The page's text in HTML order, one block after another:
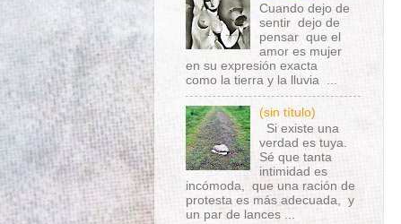
Cuando dejo de
sentir dejo de
pensar que el
amor es mujer
en su expresión exacta
como la tierra y la lluvia ...
(sin título)
Si existe una
verdad es tuya.
Sé que tanta
intimidad es
incómoda, que una ración de
protesta es más adecuada, y
un par de lances ...